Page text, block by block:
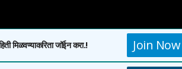
मिळवण्याकरिता जॉईन करा.! Join Now